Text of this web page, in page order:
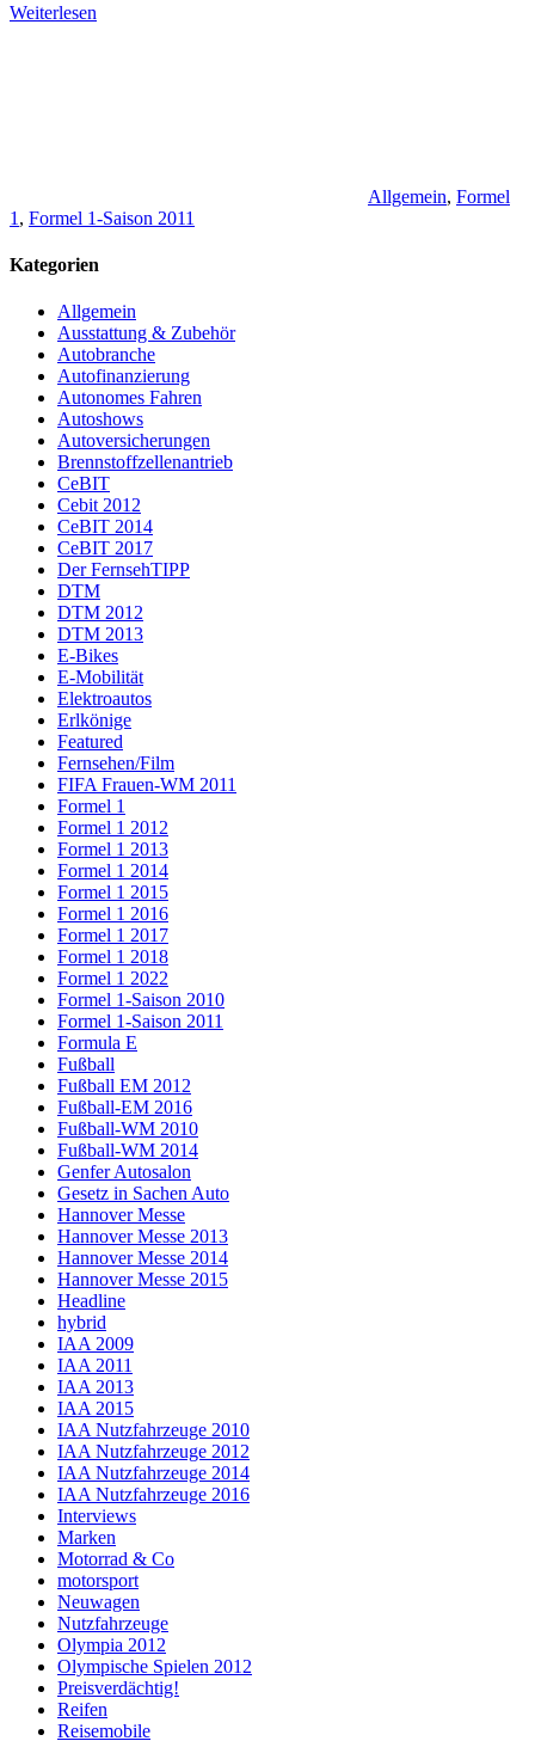
Weiterlesen
Allgemein, Formel
1 , Formel 1-Saison 2011
Kategorien
Allgemein
Ausstattung & Zubehör
Autobranche
Autofinanzierung
Autonomes Fahren
Autoshows
Autoversicherungen
Brennstoffzellenantrieb
CeBIT
Cebit 2012
CeBIT 2014
CeBIT 2017
Der FernsehTIPP
DTM
DTM 2012
DTM 2013
E-Bikes
E-Mobilität
Elektroautos
Erlkönige
Featured
Fernsehen/Film
FIFA Frauen-WM 2011
Formel 1
Formel 1 2012
Formel 1 2013
Formel 1 2014
Formel 1 2015
Formel 1 2016
Formel 1 2017
Formel 1 2018
Formel 1 2022
Formel 1-Saison 2010
Formel 1-Saison 2011
Formula E
Fußball
Fußball EM 2012
Fußball-EM 2016
Fußball-WM 2010
Fußball-WM 2014
Genfer Autosalon
Gesetz in Sachen Auto
Hannover Messe
Hannover Messe 2013
Hannover Messe 2014
Hannover Messe 2015
Headline
hybrid
IAA 2009
IAA 2011
IAA 2013
IAA 2015
IAA Nutzfahrzeuge 2010
IAA Nutzfahrzeuge 2012
IAA Nutzfahrzeuge 2014
IAA Nutzfahrzeuge 2016
Interviews
Marken
Motorrad & Co
motorsport
Neuwagen
Nutzfahrzeuge
Olympia 2012
Olympische Spielen 2012
Preisverdächtig!
Reifen
Reisemobile